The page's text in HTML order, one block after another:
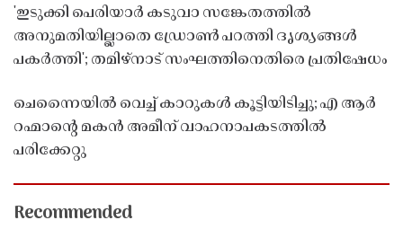
'ഇടുക്കി പെരിയാർ കടുവാ സങ്കേതത്തിൽ
അനുമതിയില്ലാതെ ഡ്രോൺ പറത്തി ദൃശ്യങ്ങൾ
പകർത്തി'; തമിഴ്നാട് സംഘത്തിനെതിരെ പ്രതിഷേധം
ചെന്നൈയിൽ വെച്ച് കാറുകൾ കൂട്ടിയിടിച്ചു; എ ആർ
റഹ്മാൻ്റെ മകൻ അമീന് വാഹനാപകടത്തിൽ
പരിക്കേറ്റു
Recommended